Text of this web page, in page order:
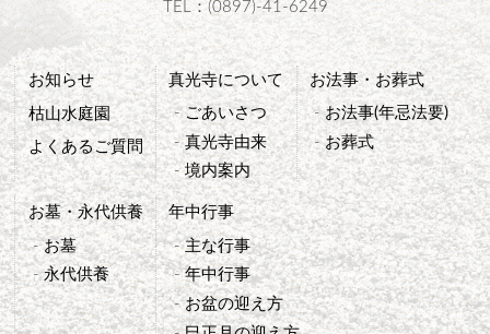
TEL：(0897)-41-6249
お知らせ
枯山水庭園
よくあるご質問
真光寺について
ごあいさつ
真光寺由来
境内案内
お法事・お葬式
お法事(年忌法要)
お葬式
お墓・永代供養
お墓
永代供養
年中行事
主な行事
年中行事
お盆の迎え方